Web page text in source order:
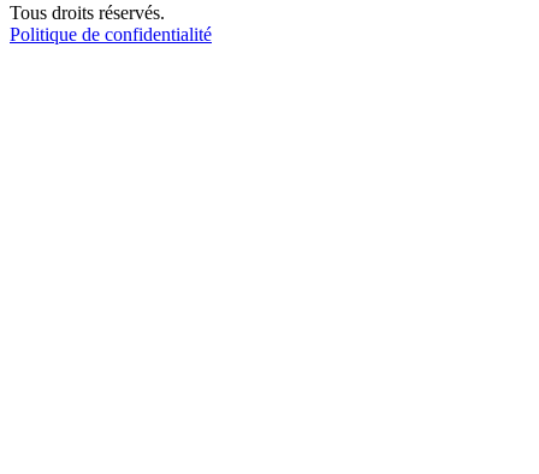
Tous droits réservés.
Politique de confidentialité